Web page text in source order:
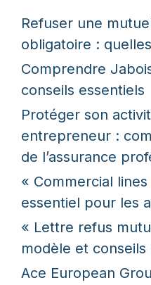
Refuser une
obligatoire :
Comprendre
conseils essentiels
Protéger son
entrepreneur :
de l’assurance
« Commercial
essentiel pour les
« Lettre refus
modèle et conseils
Ace European